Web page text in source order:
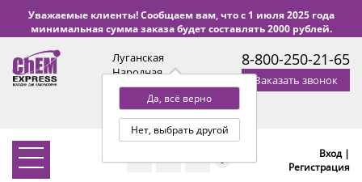
Уважаемые клиенты! Сообщаем вам, что с 1 июля 2025 года
минимальная сумма заказа будет составлять 2000 рублей.
Луганская
Народная
Республика
Да, всё верно
Нет, выбрать другой
с 9:00 до 18:00 по Уфе
(+2 МСК)
8-800-250-21-65
Заказать звонок
0
Вход |
Регистрация